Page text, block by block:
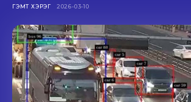
ГЭМТ ХЭРЭГ 2026-03-10